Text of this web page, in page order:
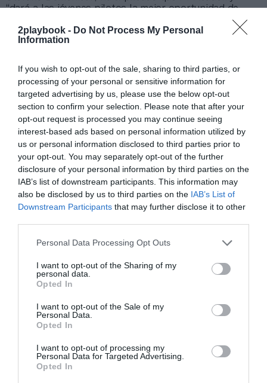
2playbook - Do Not Process My Personal
Information
If you wish to opt-out of the sale, sharing to third parties, or
processing of your personal or sensitive information for
targeted advertising by us, please use the below opt-out
section to confirm your selection. Please note that after your
opt-out request is processed you may continue seeing
interest-based ads based on personal information utilized by
us or personal information disclosed to third parties prior to
your opt-out. You may separately opt-out of the further
disclosure of your personal information by third parties on the
IAB’s list of downstream participants. This information may
also be disclosed by us to third parties on the IAB’s List of
Downstream Participants that may further disclose it to other
Personal Data Processing Opt Outs
I want to opt-out of the Sharing of my
personal data.
Opted In
I want to opt-out of the Sale of my
Personal Data.
Opted In
I want to opt-out of processing my
Personal Data for Targeted Advertising.
Opted In
Fórmula 1
PRO Women in Sports
Fórmula 1 Academy
“dará a las jóvenes pilotos la mejor oportunidad de
cumplir con sus ambiciones a través de un programa
integral que apoya sus carreras y les da todo lo que
necesitan para pasar a la F-3 y, con suerte, a la F-2; y
Añadir2Playbookcomo fuente preferida de Google
de forma gratuita
Mantente informado con las últimas noticias de actualidad.
ACTIVAR AHORA
Compartir
Imprimir
Publicidad